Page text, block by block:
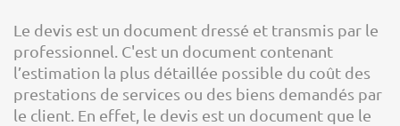
Le devis est un document dressé et transmis par le
professionnel. C'est un document contenant
l’estimation la plus détaillée possible du coût des
prestations de services ou des biens demandés par
le client. En effet, le devis est un document que le